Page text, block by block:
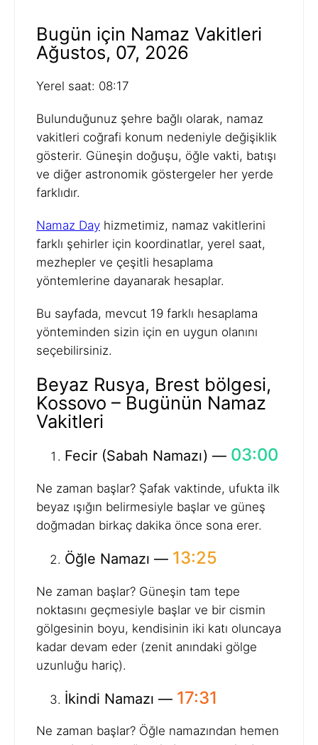
Bugün için Namaz Vakitleri
Ağustos, 07, 2026
Yerel saat: 08:17
Bulunduğunuz şehre bağlı olarak, namaz
vakitleri coğrafi konum nedeniyle değişiklik
gösterir. Güneşin doğuşu, öğle vakti, batışı
ve diğer astronomik göstergeler her yerde
farklıdır.
Namaz Day hizmetimiz, namaz vakitlerini
farklı şehirler için koordinatlar, yerel saat,
mezhepler ve çeşitli hesaplama
yöntemlerine dayanarak hesaplar.
Bu sayfada, mevcut 19 farklı hesaplama
yönteminden sizin için en uygun olanını
seçebilirsiniz.
Beyaz Rusya, Brest bölgesi,
Kossovo – Bugünün Namaz
Vakitleri
Fecir (Sabah Namazı) — 03:00
Ne zaman başlar? Şafak vaktinde, ufukta ilk
beyaz ışığın belirmesiyle başlar ve güneş
doğmadan birkaç dakika önce sona erer.
Öğle Namazı — 13:25
Ne zaman başlar? Güneşin tam tepe
noktasını geçmesiyle başlar ve bir cismin
gölgesinin boyu, kendisinin iki katı oluncaya
kadar devam eder (zenit anındaki gölge
uzunluğu hariç).
İkindi Namazı — 17:31
Ne zaman başlar? Öğle namazından hemen